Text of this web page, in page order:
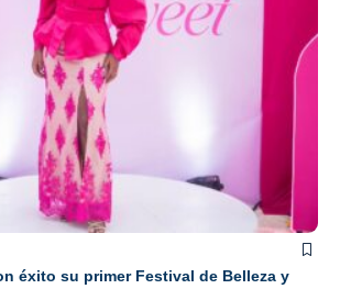
éxito su primer Festival de Belleza y